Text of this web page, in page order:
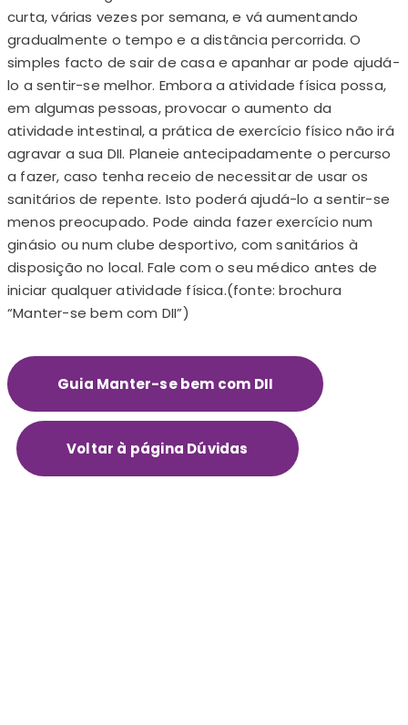
curta, várias vezes por semana, e vá aumentando
gradualmente o tempo e a distância percorrida. O
simples facto de sair de casa e apanhar ar pode ajudá-
lo a sentir-se melhor. Embora a atividade física possa,
em algumas pessoas, provocar o aumento da
atividade intestinal, a prática de exercício físico não irá
agravar a sua DII. Planeie antecipadamente o percurso
a fazer, caso tenha receio de necessitar de usar os
sanitários de repente. Isto poderá ajudá-lo a sentir-se
menos preocupado. Pode ainda fazer exercício num
ginásio ou num clube desportivo, com sanitários à
disposição no local. Fale com o seu médico antes de
iniciar qualquer atividade física.(fonte: brochura
“Manter-se bem com DII”)
Guia Manter-se bem com DII
Voltar à página Dúvidas